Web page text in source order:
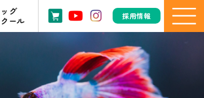
ッグ
ール
採用情報